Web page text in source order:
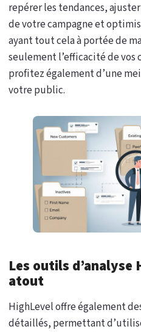
repérer les tendances,
de votre campagne et
ayant tout cela à portée de
seulement l’efficacité de vos
profitez également d’une
votre public.
Les outils d’analyse
atout
HighLevel offre également
détaillés, permettant